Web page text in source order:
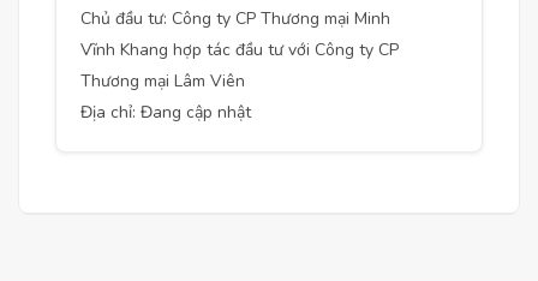
Chủ đầu tư: Công ty CP Thương mại Minh
Vĩnh Khang hợp tác đầu tư với Công ty CP
Thương mại Lâm Viên
Địa chỉ: Đang cập nhật